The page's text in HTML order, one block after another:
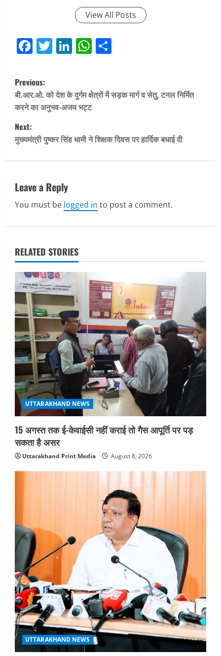
View All Posts
Facebook
Twitter
LinkedIn
WhatsApp
P
o
s
t
a
v
g
a
t
i
o
n
Previous:
बी.आर.ओ. को देश के दुर्गम क्षेत्रों में सड़क मार्ग व सेतु, टनल निर्मित
करने का अनुभव-अजय भट्ट
Next:
मुख्यमंत्री पुष्कर सिंह धामी ने शिक्षक दिवस पर हार्दिक बधाई दी
Leave a Reply
You must be logged in to post a comment.
RELATED STORIES
UTTARAKHAND NEWS
15 अगस्त तक ई-केवाईसी नहीं कराई तो गैस आपूर्ति पर पड़
सकता है असर
Uttarakhand Print Media August 8, 2026
UTTARAKHAND NEWS